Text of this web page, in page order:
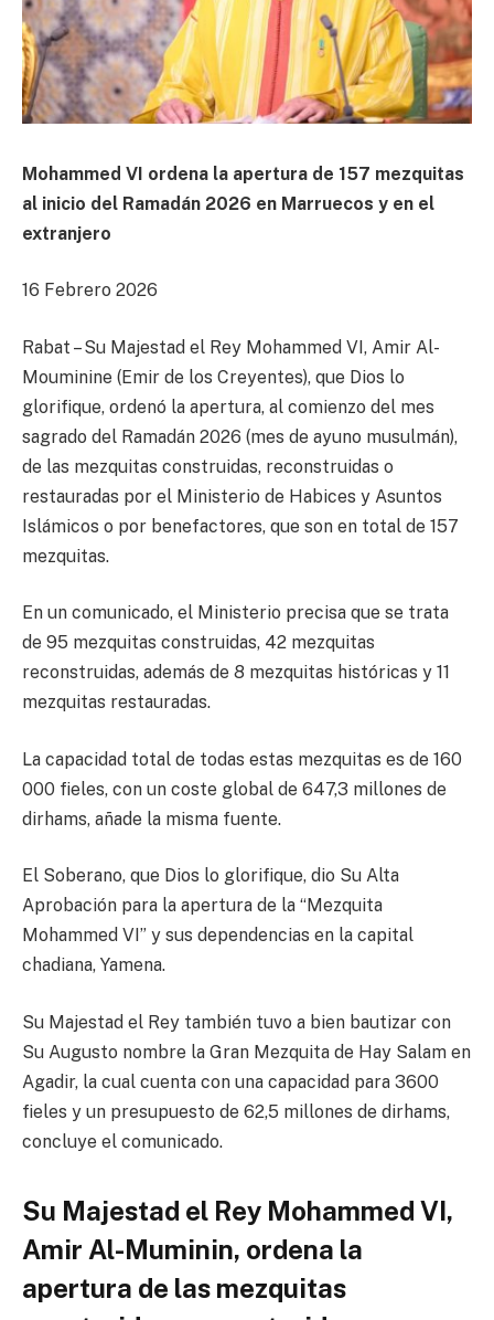
Mohammed VI ordena la apertura de 157 mezquitas
al inicio del Ramadán 2026 en Marruecos y en el
extranjero
16 Febrero 2026
Rabat – Su Majestad el Rey Mohammed VI, Amir Al-
Mouminine (Emir de los Creyentes), que Dios lo
glorifique, ordenó la apertura, al comienzo del mes
sagrado del Ramadán 2026 (mes de ayuno musulmán),
de las mezquitas construidas, reconstruidas o
restauradas por el Ministerio de Habices y Asuntos
Islámicos o por benefactores, que son en total de 157
mezquitas.
En un comunicado, el Ministerio precisa que se trata
de 95 mezquitas construidas, 42 mezquitas
reconstruidas, además de 8 mezquitas históricas y 11
mezquitas restauradas.
La capacidad total de todas estas mezquitas es de 160
000 fieles, con un coste global de 647,3 millones de
dirhams, añade la misma fuente.
El Soberano, que Dios lo glorifique, dio Su Alta
Aprobación para la apertura de la “Mezquita
Mohammed VI” y sus dependencias en la capital
chadiana, Yamena.
Su Majestad el Rey también tuvo a bien bautizar con
Su Augusto nombre la Gran Mezquita de Hay Salam en
Agadir, la cual cuenta con una capacidad para 3600
fieles y un presupuesto de 62,5 millones de dirhams,
concluye el comunicado.
Su Majestad el Rey Mohammed VI,
Amir Al-Muminin, ordena la
apertura de las mezquitas